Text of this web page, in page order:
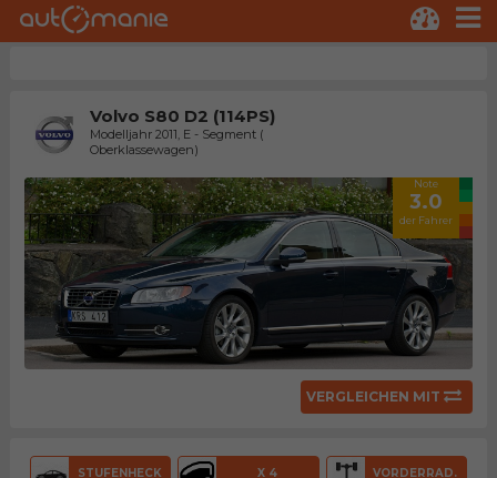
Volvo S80 D2 (114PS)
Modelljahr 2011, E - Segment (
Oberklassewagen)
Note
3.0
der Fahrer
VERGLEICHEN MIT
STUFENHECK X 4 VORDERRAD.